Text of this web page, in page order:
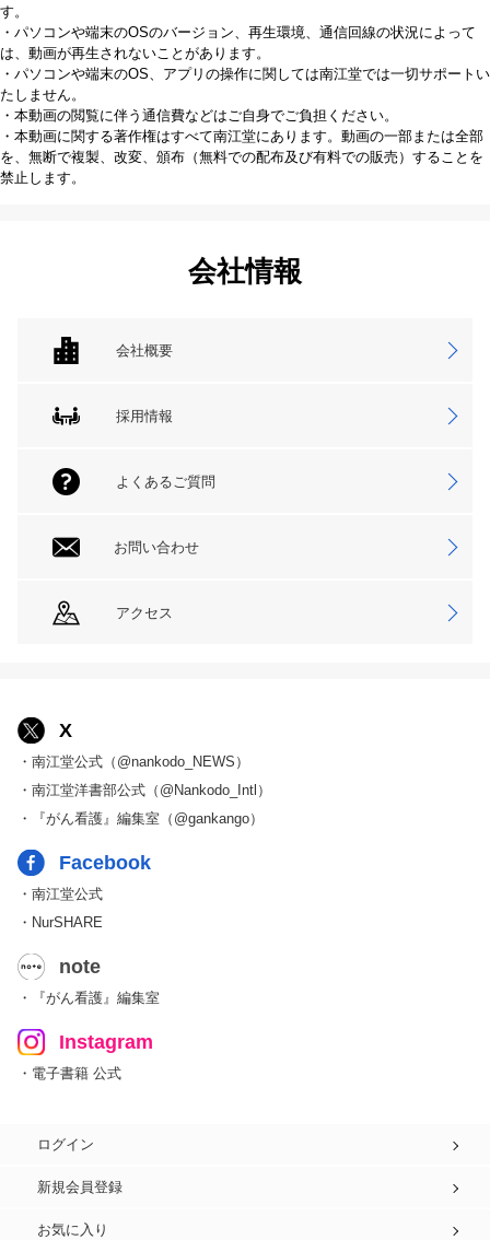
す。
・パソコンや端末のOSのバージョン、再生環境、通信回線の状況によって
は、動画が再生されないことがあります。
・パソコンや端末のOS、アプリの操作に関しては南江堂では一切サポートい
たしません。
・本動画の閲覧に伴う通信費などはご自身でご負担ください。
・本動画に関する著作権はすべて南江堂にあります。動画の一部または全部
を、無断で複製、改変、頒布（無料での配布及び有料での販売）することを
禁止します。
会社情報
会社概要
採用情報
よくあるご質問
お問い合わせ
アクセス
X
・南江堂公式（@nankodo_NEWS）
・南江堂洋書部公式（@Nankodo_Intl）
・『がん看護』編集室（@gankango）
Facebook
・南江堂公式
・NurSHARE
note
・『がん看護』編集室
Instagram
・電子書籍 公式
ログイン
新規会員登録
お気に入り